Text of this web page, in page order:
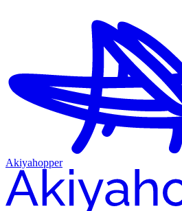
Akiyahopper